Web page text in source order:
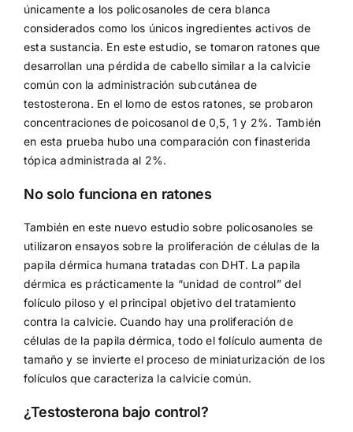
únicamente a los policosanoles de cera blanca
considerados como los únicos ingredientes activos de
esta sustancia. En este estudio, se tomaron ratones que
desarrollan una pérdida de cabello similar a la calvicie
común con la administración subcutánea de
testosterona. En el lomo de estos ratones, se probaron
concentraciones de poicosanol de 0,5, 1 y 2%. También
en esta prueba hubo una comparación con finasterida
tópica administrada al 2%.
No solo funciona en ratones
También en este nuevo estudio sobre policosanoles se
utilizaron ensayos sobre la proliferación de células de la
papila dérmica humana tratadas con DHT. La papila
dérmica es prácticamente la “unidad de control” del
folículo piloso y el principal objetivo del tratamiento
contra la calvicie. Cuando hay una proliferación de
células de la papila dérmica, todo el folículo aumenta de
tamaño y se invierte el proceso de miniaturización de los
folículos que caracteriza la calvicie común.
¿Testosterona bajo control?